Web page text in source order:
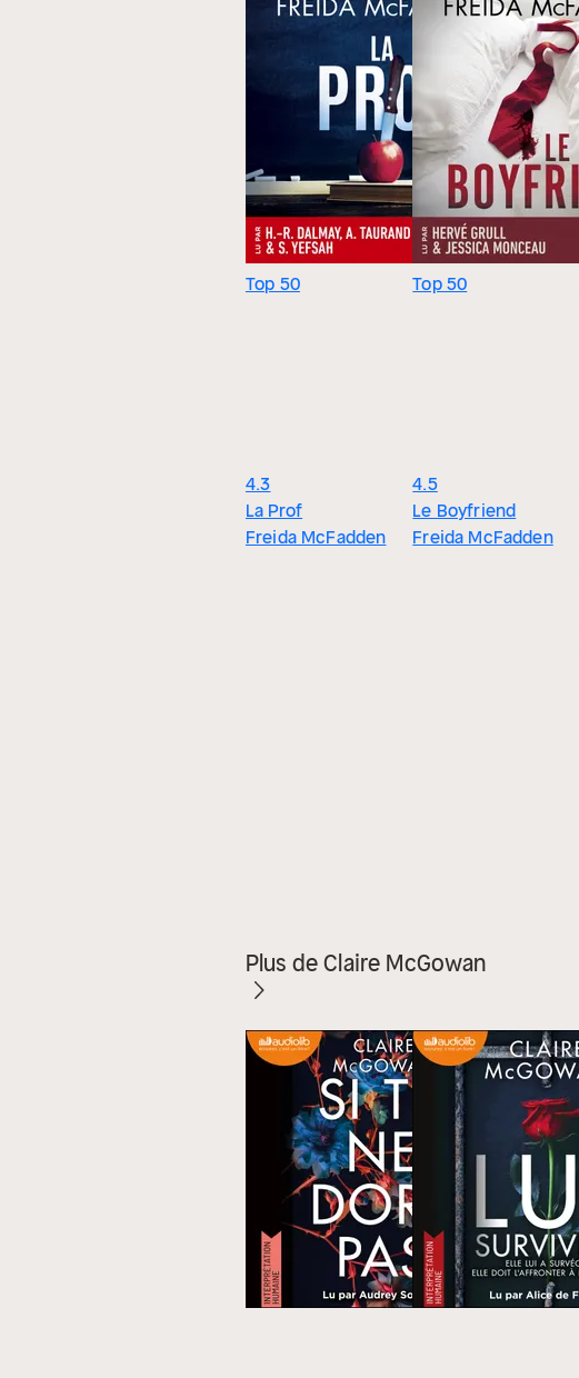
Top 50
4.3
La Prof
Freida McFadden
Top 50
4.5
Le Boyfriend
Freida McFadden
Plus de Claire McGowan